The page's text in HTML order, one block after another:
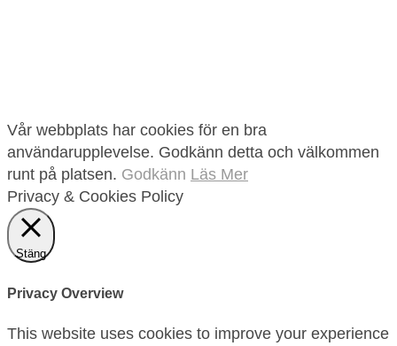
Vår webbplats har cookies för en bra
användarupplevelse. Godkänn detta och välkommen
runt på platsen. Godkänn Läs Mer
Privacy & Cookies Policy
Stäng
Privacy Overview
This website uses cookies to improve your experience